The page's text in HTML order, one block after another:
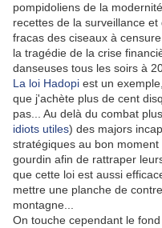
pompidoliens de la
recettes de la surveillance
fracas des ciseaux à
la tragédie de la crise
danseuses tous les soirs à
La loi Hadopi est un
que j'achète plus de cent
pas... Au delà du combat
idiots utiles) des majors
stratégiques au bon
gourdin afin de rattraper
que cette loi est aussi
mettre une planche de
montagne...
On touche cependant le